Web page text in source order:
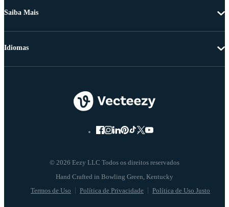
Saiba Mais
© 2026 Eezy LLC Todos os direitos reservados
Termos de Uso Política de Privacidade Política de Uso Justo
Idiomas